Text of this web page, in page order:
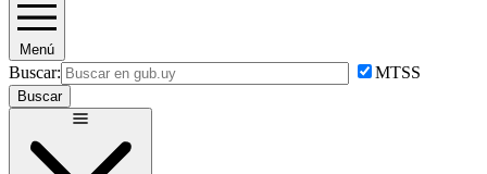
Menú
Buscar: MTSS
Buscar